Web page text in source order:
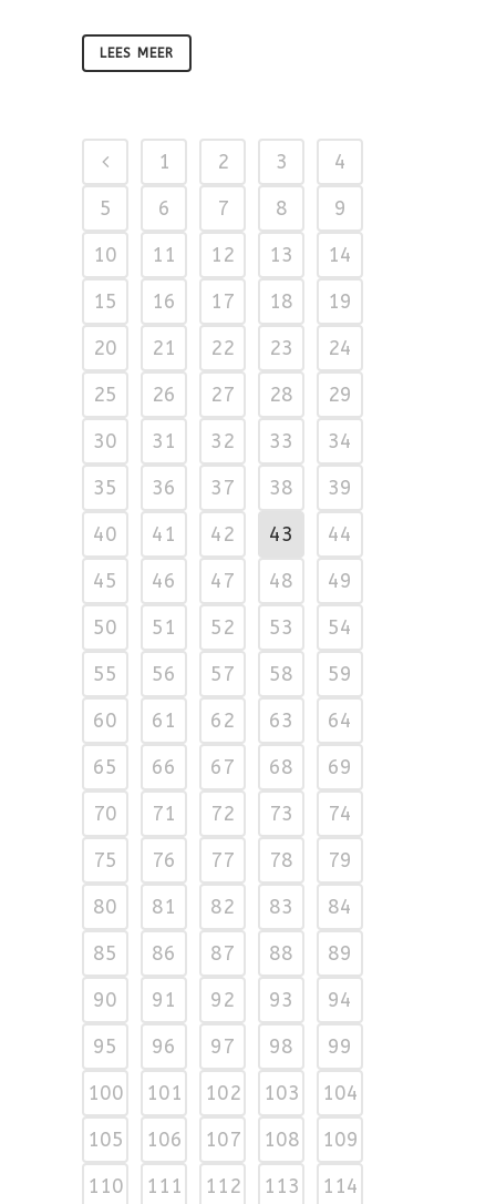
LEES MEER
1 2 3
4
5
6 7 8
9
10
11 12 13
14
15
16 17 18
19
20
21 22 23
24
25
26 27 28
29
30
31 32 33
34
35
36 37 38
39
40
41 42 43
44
45
46 47 48
49
50
51 52 53
54
55
56 57 58
59
60
61 62 63
64
65
66 67 68
69
70
71 72 73
74
75
76 77 78
79
80
81 82 83
84
85
86 87 88
89
90
91 92 93
94
95
96 97 98
99
100
101 102 103
104
105
106 107 108
109
110
111 112 113
114